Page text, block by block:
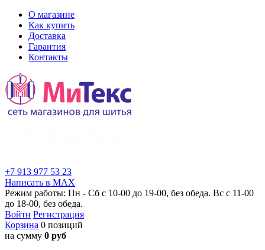
О магазине
Как купить
Доставка
Гарантия
Контакты
+7 913 977 53 23
Написать в MAX
Режим работы: Пн - Сб с 10-00 до 19-00, без обеда. Вс с 11-00
до 18-00, без обеда.
Войти Регистрация
Корзина 0 позиций
на сумму 0 руб